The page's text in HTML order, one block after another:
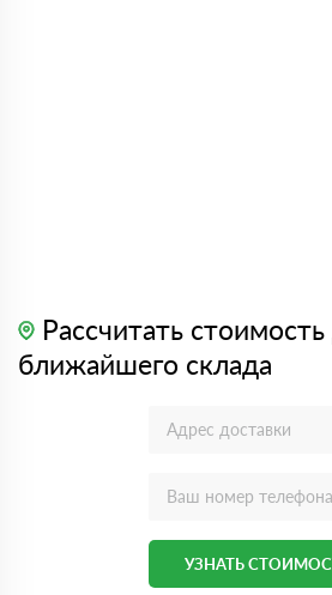
Рассчитать
ближайшего склада
УЗНАТЬ